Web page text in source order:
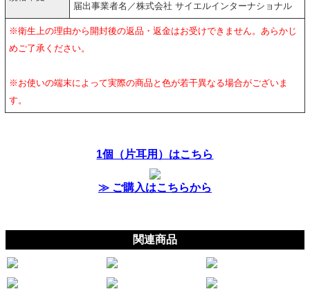
届出事業者名／株式会社 サイエルインターナショナル
※衛生上の理由から開封後の返品・返金はお受けできません。あらかじ
めご了承ください。
※お使いの端末によって実際の商品と色が若干異なる場合がございま
す。
1個（片耳用）はこちら
≫ ご購入はこちらから
関連商品